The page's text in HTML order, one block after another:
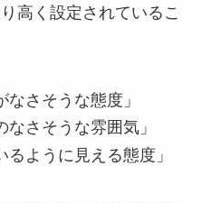
高く設定されているこ
なさそうな態度」
なさそうな雰囲気」
るように見える態度」